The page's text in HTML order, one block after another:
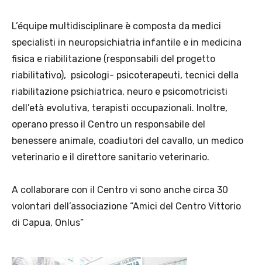
L’équipe multidisciplinare è composta da medici
specialisti in neuropsichiatria infantile e in medicina
fisica e riabilitazione (responsabili del progetto
riabilitativo), psicologi- psicoterapeuti, tecnici della
riabilitazione psichiatrica, neuro e psicomotricisti
dell’età evolutiva, terapisti occupazionali. Inoltre,
operano presso il Centro un responsabile del
benessere animale, coadiutori del cavallo, un medico
veterinario e il direttore sanitario veterinario.
A collaborare con il Centro vi sono anche circa 30
volontari dell’associazione “Amici del Centro Vittorio
di Capua, Onlus”